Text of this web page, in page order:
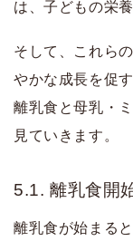
は、子どもの栄
そして、これら
やかな成長を促
離乳食と母乳・
見ていきます。
5.1. 離乳食開
離乳食が始まる